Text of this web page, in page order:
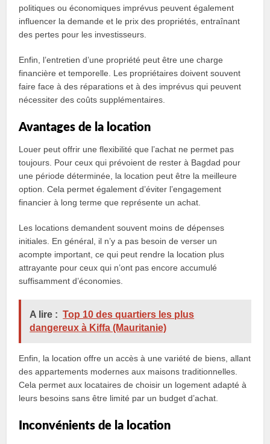
politiques ou économiques imprévus peuvent également
influencer la demande et le prix des propriétés, entraînant
des pertes pour les investisseurs.
Enfin, l’entretien d’une propriété peut être une charge
financière et temporelle. Les propriétaires doivent souvent
faire face à des réparations et à des imprévus qui peuvent
nécessiter des coûts supplémentaires.
Avantages de la location
Louer peut offrir une flexibilité que l’achat ne permet pas
toujours. Pour ceux qui prévoient de rester à Bagdad pour
une période déterminée, la location peut être la meilleure
option. Cela permet également d’éviter l’engagement
financier à long terme que représente un achat.
Les locations demandent souvent moins de dépenses
initiales. En général, il n’y a pas besoin de verser un
acompte important, ce qui peut rendre la location plus
attrayante pour ceux qui n’ont pas encore accumulé
suffisamment d’économies.
A lire : Top 10 des quartiers les plus
dangereux à Kiffa (Mauritanie)
Enfin, la location offre un accès à une variété de biens, allant
des appartements modernes aux maisons traditionnelles.
Cela permet aux locataires de choisir un logement adapté à
leurs besoins sans être limité par un budget d’achat.
Inconvénients de la location